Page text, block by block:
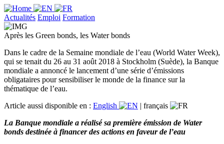
Actualités Emploi Formation
Après les Green bonds, les Water bonds
Dans le cadre de la Semaine mondiale de l’eau (World Water Week),
qui se tenait du 26 au 31 août 2018 à Stockholm (Suède), la Banque
mondiale a annoncé le lancement d’une série d’émissions
obligataires pour sensibiliser le monde de la finance sur la
thématique de l’eau.
Article aussi disponible en : English | français
La Banque mondiale a réalisé sa première émission de Water
bonds destinée à financer des actions en faveur de l’eau